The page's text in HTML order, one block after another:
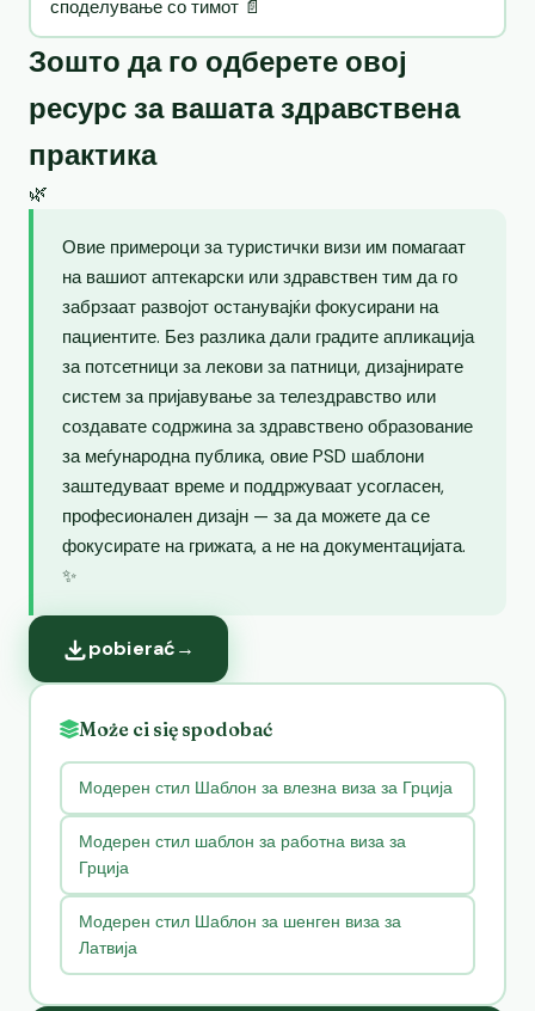
споделување со тимот 📄
Зошто да го одберете овој
ресурс за вашата здравствена
практика
🌿
Овие примероци за туристички визи им помагаат
на вашиот аптекарски или здравствен тим да го
забрзаат развојот останувајќи фокусирани на
пациентите. Без разлика дали градите апликација
за потсетници за лекови за патници, дизајнирате
систем за пријавување за телездравство или
создавате содржина за здравствено образование
за меѓународна публика, овие PSD шаблони
заштедуваат време и поддржуваат усогласен,
професионален дизајн — за да можете да се
фокусирате на грижата, а не на документацијата.
✨
pobierać→
Może ci się spodobać
Модерен стил Шаблон за влезна виза за Грција
Модерен стил шаблон за работна виза за
Грција
Модерен стил Шаблон за шенген виза за
Латвија